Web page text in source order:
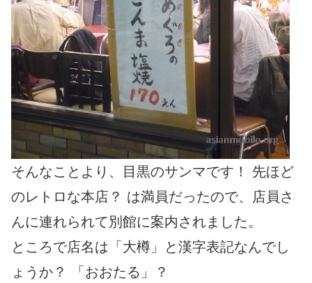
そんなことより、目黒のサンマです！ 先ほど
のレトロな本店？ は満員だったので、店員さ
んに連れられて別館に案内されました。
ところで店名は「大樽」と漢字表記なんでし
ょうか？ 「おおたる」？